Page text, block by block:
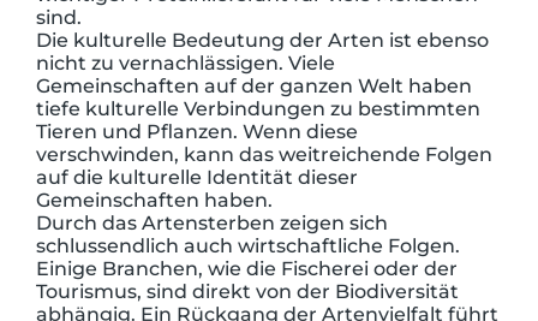
sind.
Die kulturelle Bedeutung der Arten ist ebenso
nicht zu vernachlässigen. Viele
Gemeinschaften auf der ganzen Welt haben
tiefe kulturelle Verbindungen zu bestimmten
Tieren und Pflanzen. Wenn diese
verschwinden, kann das weitreichende Folgen
auf die kulturelle Identität dieser
Gemeinschaften haben.
Durch das Artensterben zeigen sich
schlussendlich auch wirtschaftliche Folgen.
Einige Branchen, wie die Fischerei oder der
Tourismus, sind direkt von der Biodiversität
abhängig. Ein Rückgang der Artenvielfalt führt